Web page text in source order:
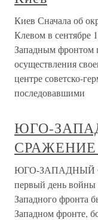
Киев Сначала об
Клевом в сентябре
Западным фронтом
осуществления
центре советско-
последовавшими
ЮГО-
ЮГО-ЗАПАДНЫЙ
первый день
Западного фронта
Западном фронте,